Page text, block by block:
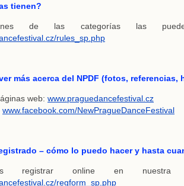
tienen?
de las categorías las
rules_sp.php
más acerca del NPDF (fotos,
web: www.praguedancefestival.cz
www.facebook.com/NewPragueDanceFestival
– cómo lo puedo hacer y hasta
registrar online en nuestra
regform_sp.php